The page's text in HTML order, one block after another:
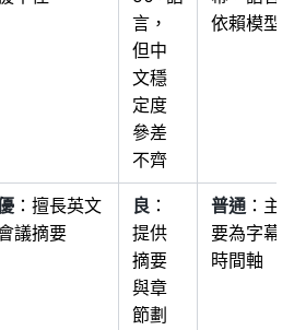
言，
但中
文穩
定度
參差
不齊
依賴模型
：擅長英文
議摘要
良 ：
提供
摘要
與章
節劃
普通 ：主
要為字幕
時間軸